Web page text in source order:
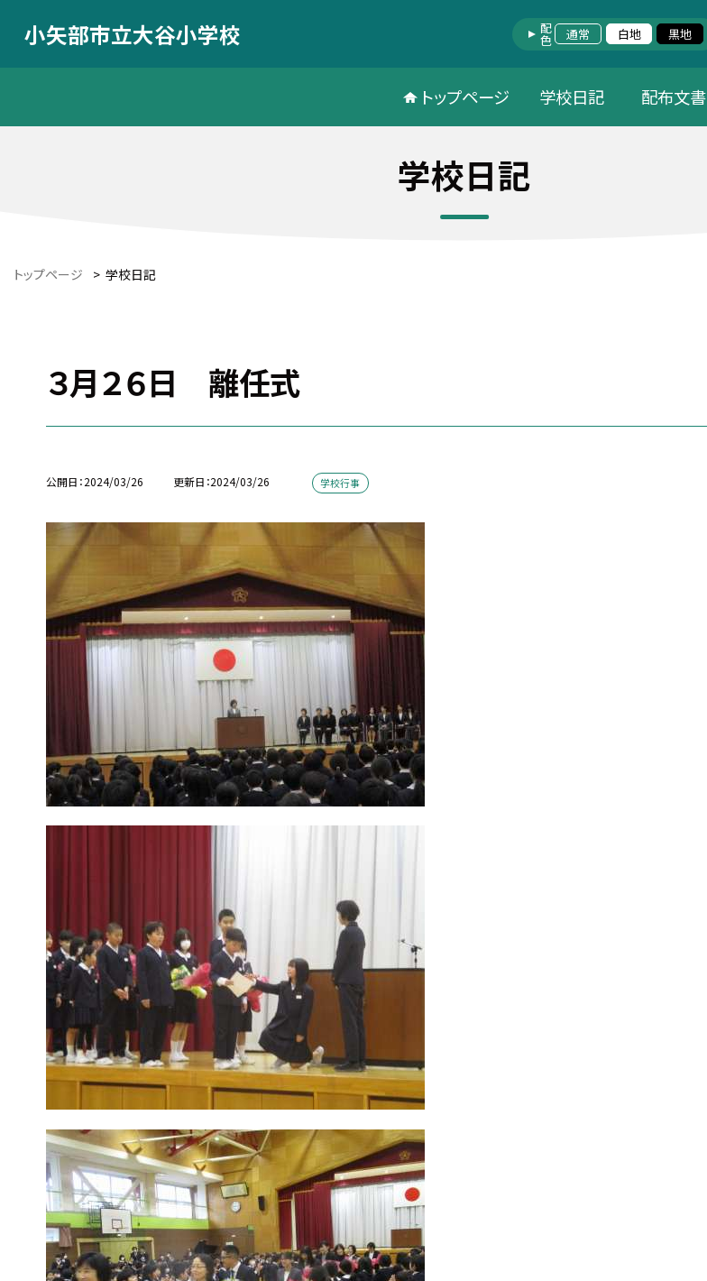
小矢部市立大谷小学校 配色 通常 白地 黒地
トップページ 学校日記 配布文書
学校日記
トップページ > 学校日記
３月２６日 離任式
公開日 2024/03/26 更新日 2024/03/26 学校行事